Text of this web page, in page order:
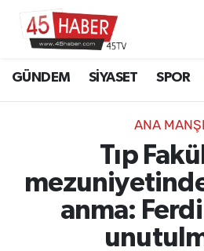
GÜNDEM SİYASET SPOR
ANA
Tıp
anma:
SİYASET
EKONOMİ
3.SAYFA
Manisa Hava Durumu
Manisa Trafik Yoğunluk
Süper Lig Puan